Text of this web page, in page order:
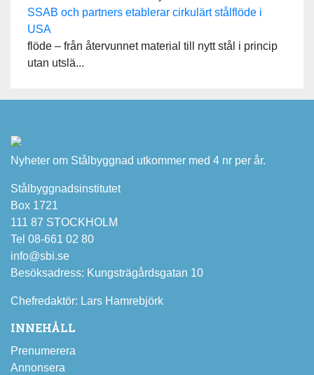
SSAB och partners etablerar cirkulärt stålflöde i
USA
flöde – från återvunnet material till nytt stål i princip
utan utslä...
Nyheter om Stålbyggnad utkommer med 4 nr per år.
Stålbyggnadsinstitutet
Box 1721
111 87 STOCKHOLM
Tel 08-661 02 80
info@sbi.se
Besöksadress: Kungsträgårdsgatan 10
Chefredaktör: Lars Hamrebjörk
INNEHÅLL
Prenumerera
Annonsera